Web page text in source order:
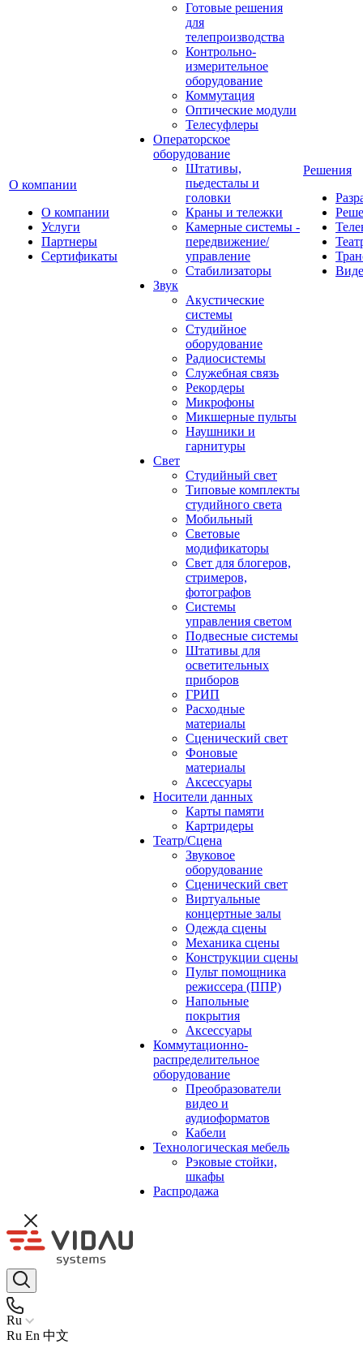
О компании
О компании
Услуги
Партнеры
Сертификаты
Готовые решения
для
телепроизводства
Контрольно-
измерительное
оборудование
Коммутация
Оптические модули
Телесуфлеры
Операторское
оборудование
Штативы,
пьедесталы и
головки
Краны и тележки
Камерные системы -
передвижение/
управление
Стабилизаторы
Звук
Акустические
системы
Студийное
оборудование
Радиосистемы
Служебная связь
Рекордеры
Микрофоны
Микшерные пульты
Наушники и
гарнитуры
Свет
Студийный свет
Типовые комплекты
студийного света
Мобильный
Световые
модификаторы
Свет для блогеров,
стримеров,
фотографов
Системы
управления светом
Подвесные системы
Штативы для
осветительных
приборов
ГРИП
Расходные
материалы
Сценический свет
Фоновые
материалы
Аксессуары
Носители данных
Карты памяти
Картридеры
Театр/Сцена
Звуковое
оборудование
Сценический свет
Виртуальные
концертные залы
Одежда сцены
Механика сцены
Конструкции сцены
Пульт помощника
режиссера (ППР)
Напольные
покрытия
Аксессуары
Коммутационно-
распределительное
оборудование
Преобразователи
видео и
аудиоформатов
Кабели
Технологическая мебель
Рэковые стойки,
шкафы
Распродажа
Решения
Ru
Ru En 中文